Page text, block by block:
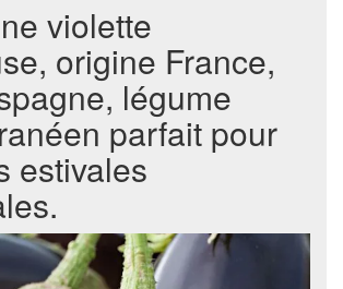
violette
origine France,
légume
parfait pour
estivales